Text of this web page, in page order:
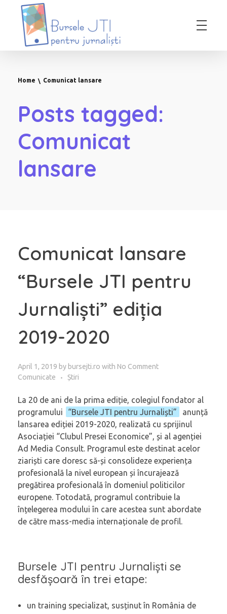
Bursele JTI pentru Jurnalisti
Home Comunicat lansare
Posts tagged:
Comunicat
lansare
Comunicat lansare
“Bursele JTI pentru
Jurnaliști” ediția
2019-2020
April 1, 2019 by bursejti.ro with No Comment
Comunicate
Știri
La 20 de ani de la prima ediție, colegiul fondator al
programului
“Bursele JTI pentru Jurnaliști”
anunță
lansarea ediției 2019-2020, realizată cu sprijinul
Asociației “Clubul Presei Economice”, și al agenției
Ad Media Consult. Programul este destinat acelor
ziariști care doresc să-și consolideze experiența
profesională la nivel european și încurajează
pregătirea profesională în domeniul politicilor
europene. Totodată, programul contribuie la
înțelegerea modului în care acestea sunt abordate
de către mass-media internaționale de profil.
Bursele JTI pentru Jurnaliști se
desfășoară în trei etape:
un training specializat, susținut în România de